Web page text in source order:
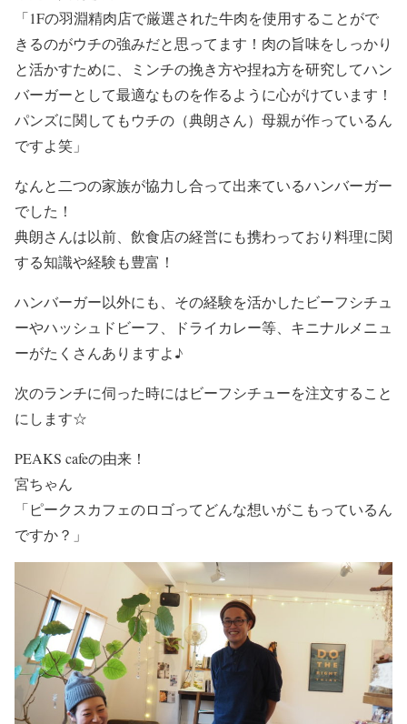
「1Fの羽淵精肉店で厳選された牛肉を使用することがで
きるのがウチの強みだと思ってます！肉の旨味をしっかり
と活かすために、ミンチの挽き方や捏ね方を研究してハン
バーガーとして最適なものを作るように心がけています！
パンズに関してもウチの（典朗さん）母親が作っているん
ですよ笑」
なんと二つの家族が協力し合って出来ているハンバーガー
でした！
典朗さんは以前、飲食店の経営にも携わっており料理に関
する知識や経験も豊富！
ハンバーガー以外にも、その経験を活かしたビーフシチュ
ーやハッシュドビーフ、ドライカレー等、キニナルメニュ
ーがたくさんありますよ♪
次のランチに伺った時にはビーフシチューを注文すること
にします☆
PEAKS cafeの由来！
宮ちゃん
「ピークスカフェのロゴってどんな想いがこもっているん
ですか？」